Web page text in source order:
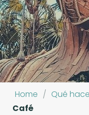
Home / Qué
Café